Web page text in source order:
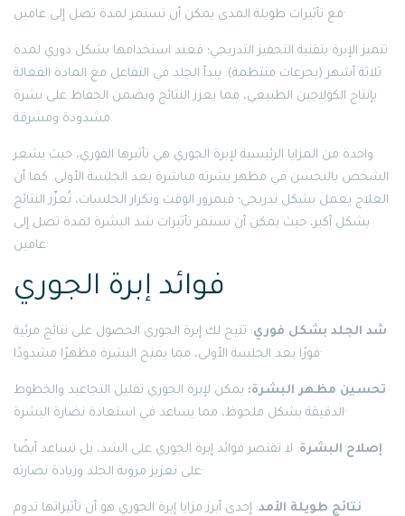
مع تأثيرات طويلة المدى يمكن أن تستمر لمدة تصل إلى عامين·
تتميز الإبرة بتقنية التحفيز التدريجي؛ فعند استخدامها بشكل دوري لمدة
ثلاثة أشهر (بجرعات منتظمة). يبدأ الجلد في التفاعل مع المادة الفعالة
بإنتاج الكولاجين الطبيعي، مما يعزز النتائج ويضمن الحفاظ على بشرة
مشدودة ومشرقة.
واحدة من المزايا الرئيسية لإبرة الجوري هي تأثيرها الفوري، حيث يشعر
الشخص بالتحسن في مظهر بشرته مباشرة بعد الجلسة الأولى. كما أن
العلاج يعمل بشكل تدريجي؛ فبمرور الوقت وتكرار الجلسات، تُعزّز النتائج
بشكل أكبر، حيث يمكن أن تستمر تأثيرات شد البشرة لمدة تصل إلى
عامين·
فوائد إبرة الجوري
شد الجلد بشكل فوري: تتيح لك إبرة الجوري الحصول على نتائج مرئية
فورًا بعد الجلسة الأولى، مما يمنح البشرة مظهرًا مشدودًا·
تحسين مظهر البشرة: يمكن لإبرة الجوري تقليل التجاعيد والخطوط
الدقيقة بشكل ملحوظ، مما يساعد في استعادة نضارة البشرة·
إصلاح البشرة: لا تقتصر فوائد إبرة الجوري على الشد، بل تساعد أيضًا
على تعزيز مرونة الجلد وزيادة نضارته·
نتائج طويلة الأمد: إحدى أبرز مزايا إبرة الجوري هو أن تأثيراتها تدوم